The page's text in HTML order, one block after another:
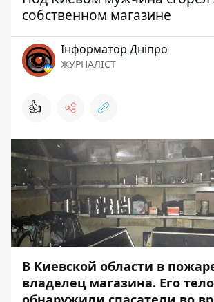
собственном магазине
Інформатор Дніпро
ЖУРНАЛІСТ
👍
В Киевской области в
владелец магазина. Его тело